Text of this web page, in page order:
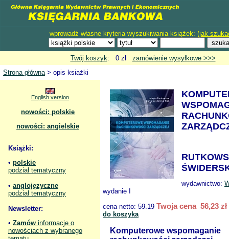
wprowadź własne kryteria wyszukiwania książek: (jak
Twój koszyk: 0 zł zamówienie wysyłkowe >>>
Strona główna> opis książki
English version
nowości: polskie
nowości: angielskie
Książki:
• polskie
podział tematyczny
• anglojęzyczne
podział tematyczny
Newsletter:
• Zamów informacje o
nowościach z wybranego
wydawnictwo:
wydanie I
cena netto: 59.19 Twoja cena 56,23 zł
do koszyka
Komputerowe wspomaganie